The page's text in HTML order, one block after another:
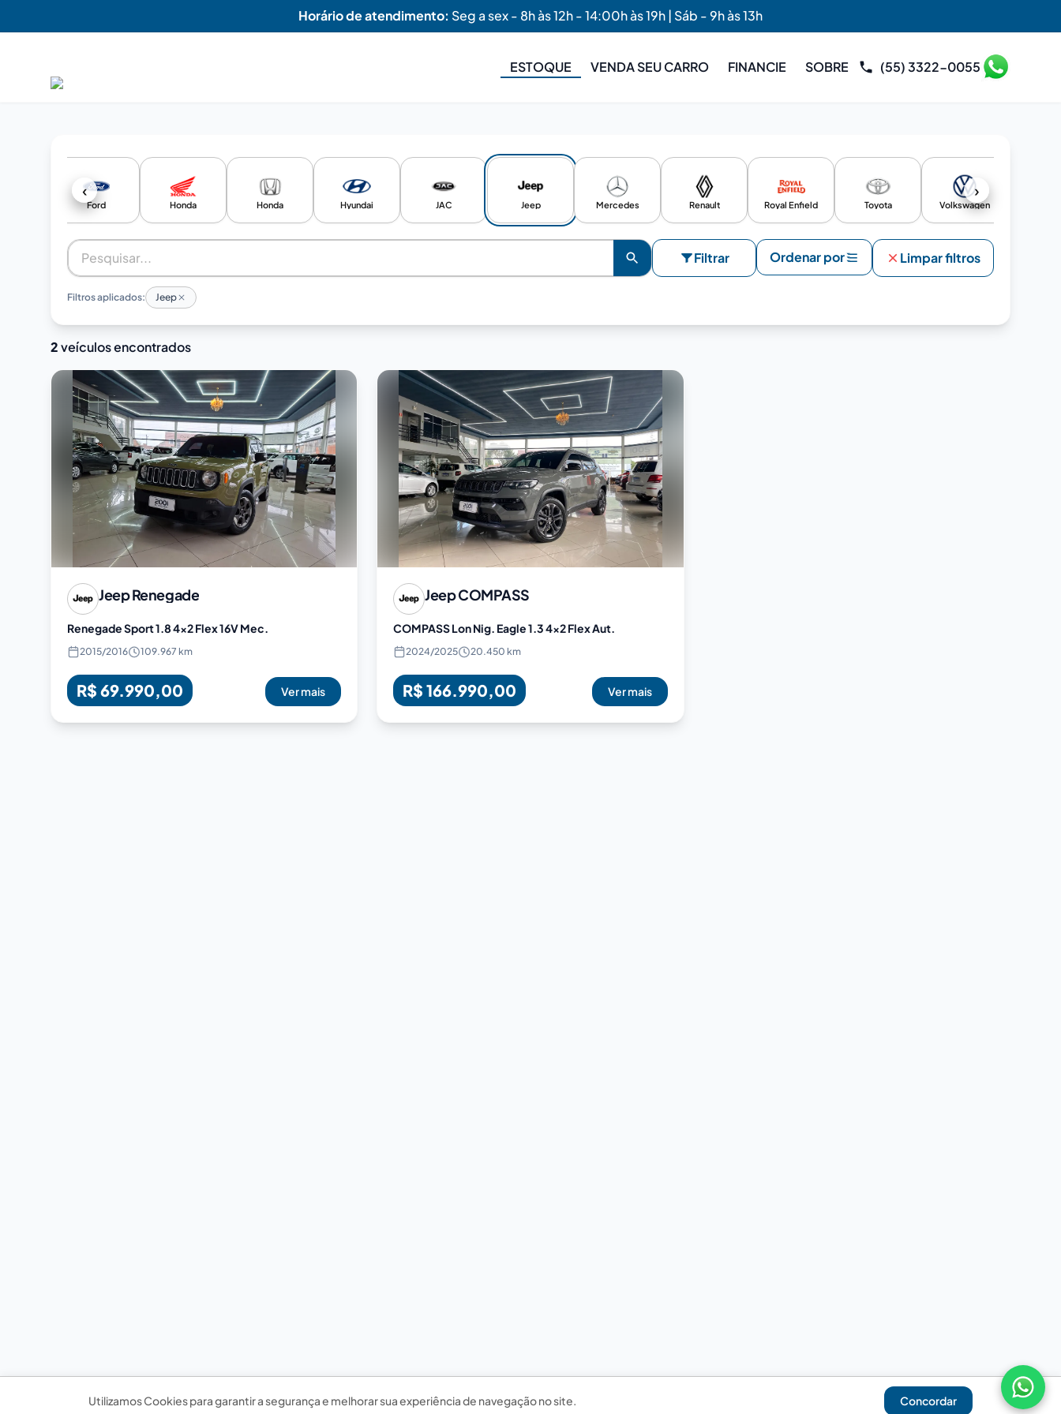
Horário de atendimento: Seg a sex - 8h às 12h - 14:00h às 19h | Sáb - 9h às 13h
ESTOQUE VENDA SEU CARRO FINANCIE SOBRE (55) 3322-0055
‹ ›
Ford Honda Honda Hyundai JAC Jeep Mercedes Renault Royal Enfield Toyota Volkswagen
Filtrar Ordenar por Limpar filtros
Filtros aplicados: Jeep
2veículos encontrados
JeepRenegade
Renegade Sport 1.8 4x2 Flex 16V Mec.
2015/2016 109.967 km
R$ 69.990,00 Ver mais
JeepCOMPASS
COMPASS Lon Nig. Eagle 1.3 4x2 Flex Aut.
2024/2025 20.450 km
R$ 166.990,00 Ver mais
Utilizamos Cookies para garantir a segurança e melhorar sua experiência de navegação no site. Concordar